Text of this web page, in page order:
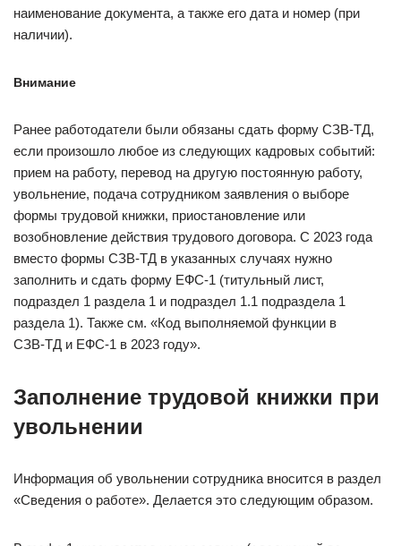
наименование документа, а также его дата и номер (при
наличии).
Внимание
Ранее работодатели были обязаны сдать форму СЗВ-ТД,
если произошло любое из следующих кадровых событий:
прием на работу, перевод на другую постоянную работу,
увольнение, подача сотрудником заявления о выборе
формы трудовой книжки, приостановление или
возобновление действия трудового договора. С 2023 года
вместо формы СЗВ-ТД в указанных случаях нужно
заполнить и сдать форму ЕФС-1 (титульный лист,
подраздел 1 раздела 1 и подраздел 1.1 подраздела 1
раздела 1). Также см. «​Код выполняемой функции в
СЗВ‑ТД и ЕФС‑1 в 2023 году».
Заполнение трудовой книжки при
увольнении
Информация об увольнении сотрудника вносится в раздел
«Сведения о работе». Делается это следующим образом.